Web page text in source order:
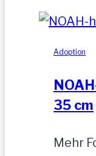
Adoption
35 cm
Mehr